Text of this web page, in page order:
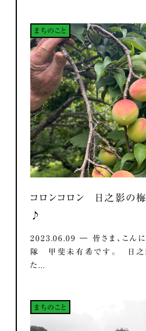
まちのこと
コロンコロン 日之影の梅
♪
2023.06.09 ― 皆さま、こんに
隊 甲斐未有希です。 日之影
た...
まちのこと